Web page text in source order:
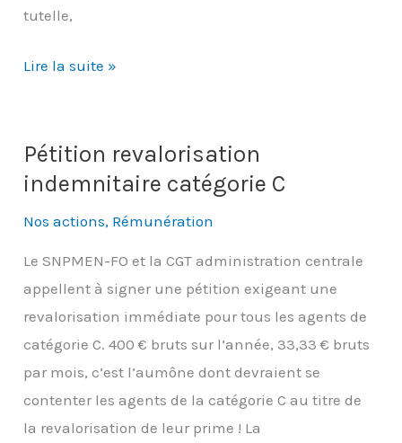
tutelle,
Djepva
risque
de
?
Lire la suite »
Pétition revalorisation
indemnitaire catégorie C
Nos actions, Rémunération
Le SNPMEN-FO et la CGT administration centrale
appellent à signer une pétition exigeant une
revalorisation immédiate pour tous les agents de
catégorie C. 400 € bruts sur l’année, 33,33 € bruts
par mois, c’est l’aumône dont devraient se
contenter les agents de la catégorie C au titre de
la revalorisation de leur prime ! La